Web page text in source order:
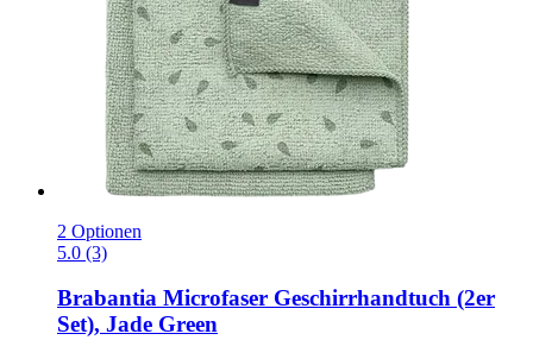
2 Optionen
5.0 (3)
Brabantia Microfaser Geschirrhandtuch (2er
Set), Jade Green